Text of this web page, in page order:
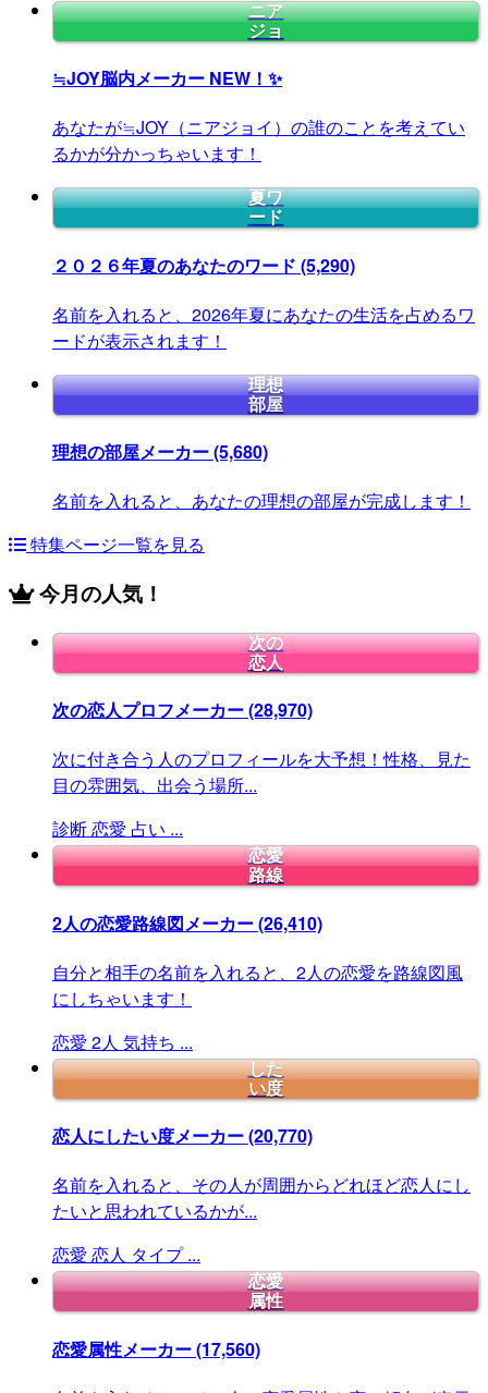
ニア
ジョ
≒JOY脳内メーカー NEW！✨
あなたが≒JOY（ニアジョイ）の誰のことを考えてい
るかが分かっちゃいます！
夏ワ
ード
２０２６年夏のあなたのワード (5,290)
名前を入れると、2026年夏にあなたの生活を占めるワ
ードが表示されます！
理想
部屋
理想の部屋メーカー(5,680)
名前を入れると、あなたの理想の部屋が完成します！
特集ページ一覧を見る
今月の人気！
次の
恋人
次の恋人プロフメーカー(28,970)
次に付き合う人のプロフィールを大予想！性格、見た
目の雰囲気、出会う場所...
診断恋愛 占い ...
恋愛
路線
2人の恋愛路線図メーカー(26,410)
自分と相手の名前を入れると、2人の恋愛を路線図風
にしちゃいます！
恋愛 2人 気持ち ...
した
い度
恋人にしたい度メーカー(20,770)
名前を入れると、その人が周囲からどれほど恋人にし
たいと思われているかが...
恋愛 恋人 タイプ ...
恋愛
属性
恋愛属性メーカー(17,560)